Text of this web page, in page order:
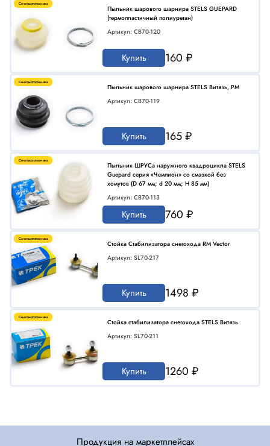
Снегомототехника
Пыльник шарового шарнира STELS GUEPARD
(термопластичный полиуретан)
Артикул: CB70-120
Купить 160 ₽
Снегомототехника
Пыльник шарового шарнира STELS Витязь, РМ
Артикул: CB70-119
Купить 165 ₽
Снегомототехника
Пыльник ШРУСа наружного квадроцикла STELS
Guepard серия «Чемпион» со смазкой без
хомутов (D 67 мм; d 20 мм; H 85 мм)
Артикул: CB70-113
Купить 760 ₽
Снегомототехника
Стойка Стабилизатора снегохода RM Vector
Артикул: SL70-217
Купить 1498 ₽
Снегомототехника
Стойка стабилизатора снегохода STELS Витязь
Артикул: SL70-211
Купить 1260 ₽
Продукция на маркетплейсах